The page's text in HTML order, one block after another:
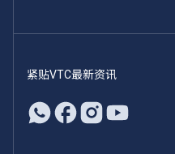
紧贴VTC最新资讯